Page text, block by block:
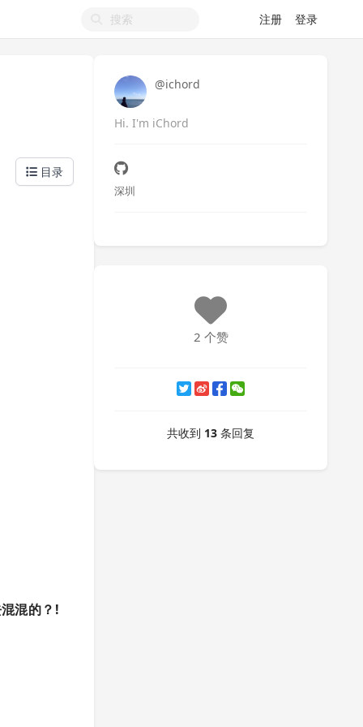
注册 登录
目录
混的？!
@ichord
Hi. I'm iChord
深圳
2 个赞
共收到 13 条回复